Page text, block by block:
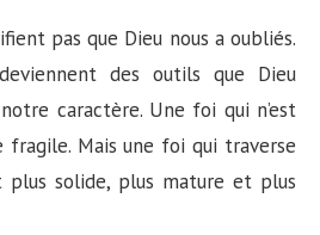
pas que Dieu nous a oubliés.
des outils que Dieu
caractère. Une foi qui n’est
fragile. Mais une foi qui traverse
solide, plus mature et plus